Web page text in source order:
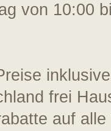
von 10:00
frei
auf